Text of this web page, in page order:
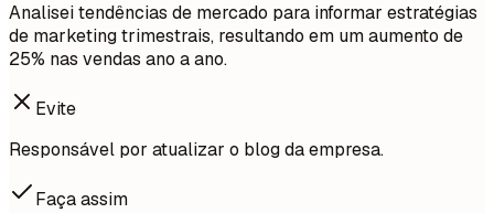
Analisei tendências de mercado para informar estratégias
de marketing trimestrais, resultando em um aumento de
25% nas vendas ano a ano.
Evite
Responsável por atualizar o blog da empresa.
Faça assim